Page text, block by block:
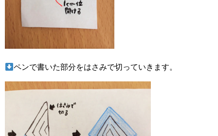
ペンで書いた部分をはさみで切っていきます。